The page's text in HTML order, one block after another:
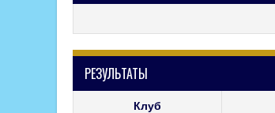
РЕЗУЛЬТАТЫ
Клуб